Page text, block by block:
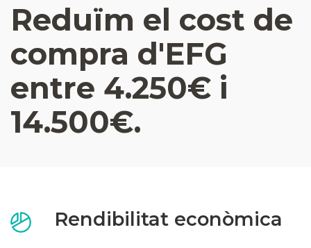
Reduïm el cost de
compra d'EFG
entre 4.250€ i
14.500€.
Rendibilitat econòmica